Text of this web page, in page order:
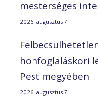
mesterséges
2026. augusztus 7.
honfoglaláskori
Pest megyében
2026. augusztus 7.